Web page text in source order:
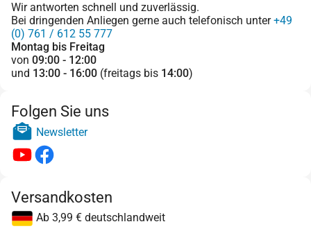
Wir antworten schnell und zuverlässig.
Bei dringenden Anliegen gerne auch telefonisch unter+49
(0) 761 / 612 55 777
Montag bis Freitag
von 09:00 - 12:00
und 13:00 - 16:00 (freitags bis 14:00)
Folgen Sie uns
Newsletter
Versandkosten
Ab 3,99 € deutschlandweit